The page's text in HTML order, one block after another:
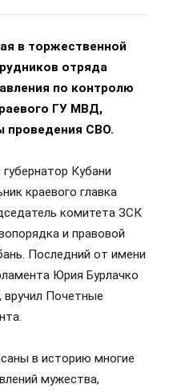
в торжественной
отряда
по контролю
ГУ МВД,
проведения СВО.
Кубани
краевого главка
комитета ЗСК
и правовой
Последний от имени
Юрия Бурлачко
вручил Почетные
в историю многие
мужества,